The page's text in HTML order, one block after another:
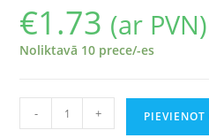
€1.73 (ar PVN)
Noliktavā 10 prece/-es
- + PIEVIENOT